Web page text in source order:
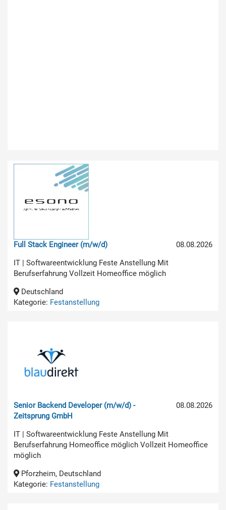
08.08.2026
Full Stack Engineer (m/w/d)
IT | Softwareentwicklung Feste Anstellung Mit
Berufserfahrung Vollzeit Homeoffice möglich
Deutschland
Kategorie: Festanstellung
08.08.2026
Senior Backend Developer (m/w/d) -
Zeitsprung GmbH
IT | Softwareentwicklung Feste Anstellung Mit
Berufserfahrung Homeoffice möglich Vollzeit Homeoffice
möglich
Pforzheim, Deutschland
Kategorie: Festanstellung